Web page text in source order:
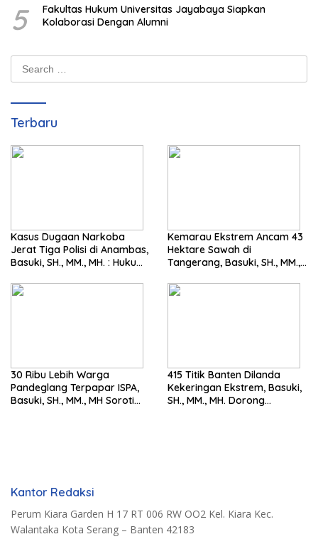
5
Fakultas Hukum Universitas Jayabaya Siapkan
Kolaborasi Dengan Alumni
Terbaru
Kasus Dugaan Narkoba
Jerat Tiga Polisi di Anambas,
Basuki, SH., MM., MH. : Hukum
Kemarau Ekstrem Ancam 43
Hektare Sawah di
Tangerang, Basuki, SH., MM.,
Pemerintah
30 Ribu Lebih Warga
Pandeglang Terpapar ISPA,
Basuki, SH., MM., MH Soroti
415 Titik Banten Dilanda
Kekeringan Ekstrem, Basuki,
SH., MM., MH. Dorong
Kantor Redaksi
Perum Kiara Garden H 17 RT 006 RW OO2 Kel. Kiara Kec.
Walantaka Kota Serang – Banten 42183